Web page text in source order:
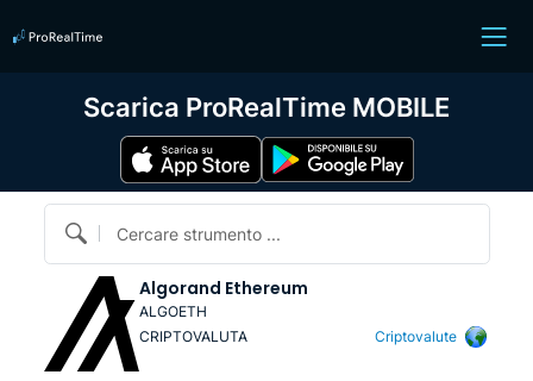
Cercare strumento ...
Algorand Ethereum
ALGOETH
CRIPTOVALUTA
Criptovalute
Scarica ProRealTime MOBILE